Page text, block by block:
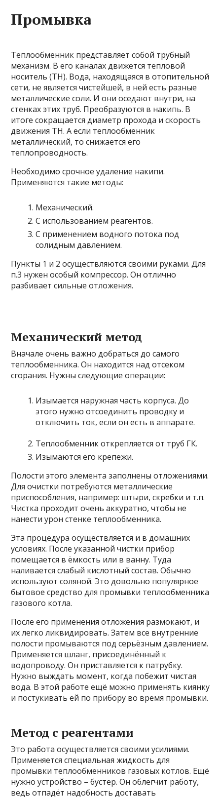
Промывка
Теплообменник представляет собой трубный
механизм. В его каналах движется тепловой
носитель (ТН). Вода, находящаяся в отопительной
сети, не является чистейшей, в ней есть разные
металлические соли. И они оседают внутри, на
стенках этих труб. Преобразуются в накипь. В
итоге сокращается диаметр прохода и скорость
движения ТН. А если теплообменник
металлический, то снижается его
теплопроводность.
Необходимо срочное удаление накипи.
Применяются такие методы:
Механический.
С использованием реагентов.
С применением водного потока под
солидным давлением.
Пункты 1 и 2 осуществляются своими руками. Для
п.3 нужен особый компрессор. Он отлично
разбивает сильные отложения.
Механический метод
Вначале очень важно добраться до самого
теплообменника. Он находится над отсеком
сгорания. Нужны следующие операции:
Изымается наружная часть корпуса. До
этого нужно отсоединить проводку и
отключить ток, если он есть в аппарате.
Теплообменник открепляется от труб ГК.
Изымаются его крепежи.
Полости этого элемента заполнены отложениями.
Для очистки потребуются металлические
приспособления, например: штыри, скребки и т.п.
Чистка проходит очень аккуратно, чтобы не
нанести урон стенке теплообменника.
Эта процедура осуществляется и в домашних
условиях. После указанной чистки прибор
помещается в ёмкость или в ванну. Туда
наливается слабый кислотный состав. Обычно
используют соляной. Это довольно популярное
бытовое средство для промывки теплообменника
газового котла.
После его применения отложения размокают, и
их легко ликвидировать. Затем все внутренние
полости промываются под серьёзным давлением.
Применяется шланг, присоединённый к
водопроводу. Он приставляется к патрубку.
Нужно выждать момент, когда побежит чистая
вода. В этой работе ещё можно применять киянку
и постукивать ей по прибору во время промывки.
Метод с реагентами
Это работа осуществляется своими усилиями.
Применяется специальная жидкость для
промывки теплообменников газовых котлов. Ещё
нужно устройство – бустер. Он облегчит работу,
ведь отпадёт надобность доставать